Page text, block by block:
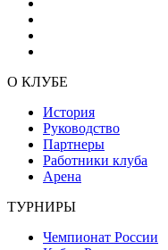
О КЛУБЕ
История
Руководство
Партнеры
Работники клуба
Арена
ТУРНИРЫ
Чемпионат России